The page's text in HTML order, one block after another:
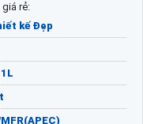
rẻ:
kế Đẹp